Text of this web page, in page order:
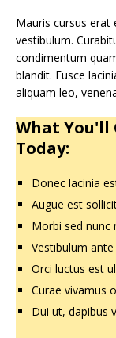
Mauris cursus erat
vestibulum. Curabitur porttitor felis ut urna adipiscing, id
condimentum
blandit. Fusce
What You'll
Today:
Donec lacinia
Augue est
Morbi sed nunc
Vestibulum
Orci luctus est
Curae vivamus
Dui ut, dapibus